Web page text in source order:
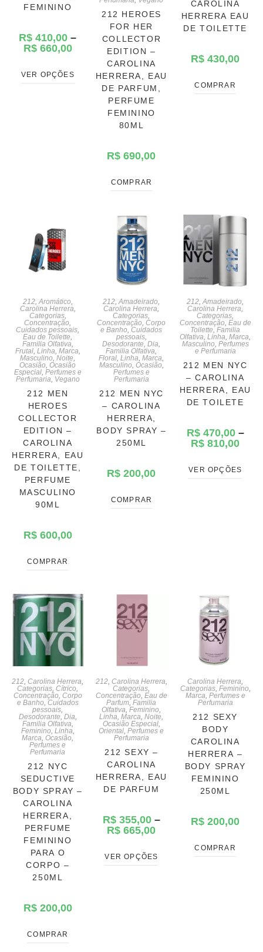
FEMININO
R$ 410,00 –
R$660,00
VER OPÇÕES
212 HEROES
FOR HER
COLLECTOR
EDITION –
CAROLINA
HERRERA, EAU
DE PARFUM,
PERFUME
FEMININO
80ML
R$ 690,00
COMPRAR
CAROLINA
HERRERA EAU
DE TOILETTE
R$ 430,00
COMPRAR
212,Aromático,
Carolina Herrera,
Categorias,
Concentração,
Cuidados pessoais,
Eau de Toilette,
Familia Olfativa,
Frutal, Linha, Marca,
Masculino,Noite,
Ocasião,Ocasião
Especial, Perfumes e
Perfumaria, Vegano
212 MEN
HEROES
COLLECTOR
EDITION –
CAROLINA
HERRERA, EAU
DE TOILETTE,
PERFUME
MASCULINO
90ML
R$600,00
COMPRAR
212,Amadeirado,
Carolina Herrera,
Categorias,
Concentração,Corpo
e Banho,Cuidados
pessoais,
Desodorante,Dia,
Familia Olfativa,
Floral,Linha,Marca,
Masculino, Ocasião,
Perfumes e
Perfumaria
212 MEN NYC
– CAROLINA
HERRERA,
BODY SPRAY –
250ML
R$ 200,00
COMPRAR
212,Amadeirado,
Carolina Herrera,
Categorias,
Concentração, Eau de
Toilette,Familia
Olfativa,Linha,Marca,
Masculino, Perfumes
e Perfumaria
212 MEN NYC
– CAROLINA
HERRERA, EAU
DE TOILETE
R$470,00–
R$ 810,00
VER OPÇÕES
212,Carolina Herrera,
Categorias,Cítrico,
Concentração, Corpo
e Banho, Cuidados
pessoais,
Desodorante, Dia,
Familia Olfativa,
Feminino, Linha,
Marca,Ocasião,
Perfumes e
Perfumaria
212 NYC
SEDUCTIVE
BODY SPRAY –
CAROLINA
HERRERA,
PERFUME
FEMININO
PARA O
CORPO –
250ML
R$200,00
COMPRAR
212, Carolina Herrera,
Categorias,
Concentração, Eau de
Parfum,Familia
Olfativa,Feminino,
Linha,Marca,Noite,
Ocasião Especial,
Oriental,Perfumes e
Perfumaria
212 SEXY –
CAROLINA
HERRERA, EAU
DE PARFUM
R$355,00–
R$ 665,00
VER OPÇÕES
Carolina Herrera,
Categorias, Feminino,
Marca, Perfumes e
Perfumaria
212 SEXY
BODY
CAROLINA
HERRERA –
BODY SPRAY
FEMININO
250ML
R$ 200,00
COMPRAR